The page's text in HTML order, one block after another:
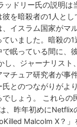
ッドリー氏の説明は
を暗殺者の1人とし
、イスラム国家がマ
ていました。暗殺の
眠っている間に、
し、ジャーナリスト
チュア研究者が事
とのつながりがよ
しょう。 これらの
、昨年初めにNetflix
Malcolm X？